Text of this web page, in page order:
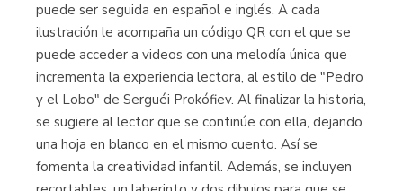
puede ser seguida en español e inglés. A cada
ilustración le acompaña un código QR con el que se
puede acceder a videos con una melodía única que
incrementa la experiencia lectora, al estilo de "Pedro
y el Lobo" de Serguéi Prokófiev. Al finalizar la historia,
se sugiere al lector que se continúe con ella, dejando
una hoja en blanco en el mismo cuento. Así se
fomenta la creatividad infantil. Además, se incluyen